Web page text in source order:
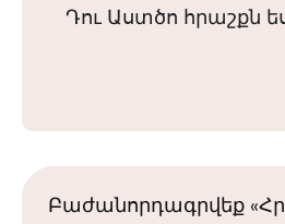
Դու Աստծո հրաշքն
Բաժանորդագրվեք